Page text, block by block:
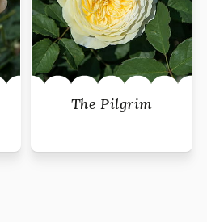
The Pilgrim